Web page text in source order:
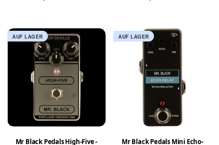
AUF LAGER
Mr Black Pedals High-Five -
AUF LAGER
Mr Black Pedals Mini Echo-